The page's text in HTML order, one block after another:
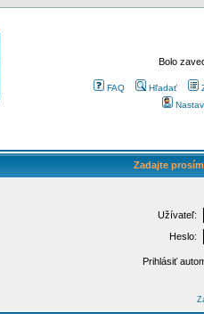
Bolo
FAQ Hľadať
Zadajte
Užívateľ:
Heslo:
Prihlásiť